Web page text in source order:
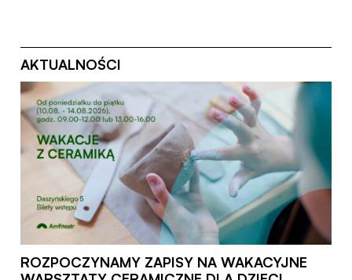
AKTUALNOŚCI
29.06.26
ROZPOCZYNAMY ZAPISY NA WAKACYJNE